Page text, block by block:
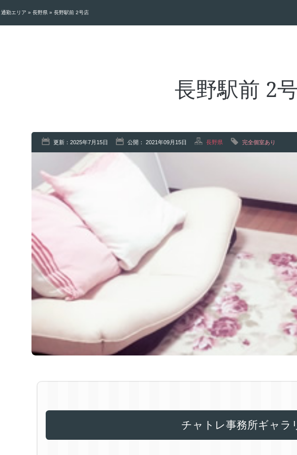
通勤エリア » 長野県 » 長野駅前 2号店
長野駅前 2
更新：2025年7月15日 公開： 2021年09月15日 長野県 完全個室あり
チャトレ事務所ギャラ